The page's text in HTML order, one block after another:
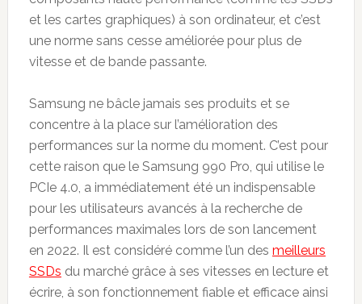
et les cartes graphiques) à son ordinateur, et c’est
une norme sans cesse améliorée pour plus de
vitesse et de bande passante.
Samsung ne bâcle jamais ses produits et se
concentre à la place sur l’amélioration des
performances sur la norme du moment. C’est pour
cette raison que le Samsung 990 Pro, qui utilise le
PCIe 4.0, a immédiatement été un indispensable
pour les utilisateurs avancés à la recherche de
performances maximales lors de son lancement
en 2022. Il est considéré comme l’un des meilleurs
SSDs du marché grâce à ses vitesses en lecture et
écrire, à son fonctionnement fiable et efficace ainsi